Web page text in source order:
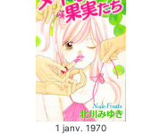
1 janv. 1970